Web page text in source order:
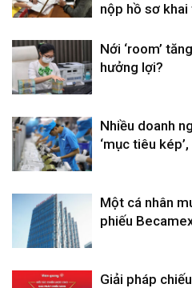
nộp hồ sơ
Nới ‘room’
hưởng lợi?
Nhiều doanh
‘mục tiêu
Một cá nhân
phiếu
Giải pháp